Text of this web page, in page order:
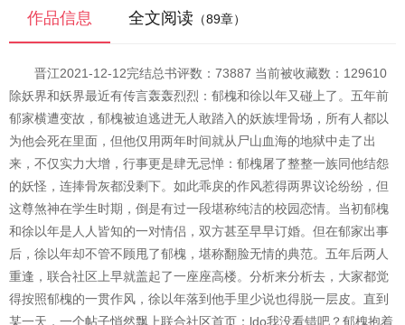
作品信息 全文阅读 （89章）
晋江2021-12-12完结总书评数：73887 当前被收藏数：129610
除妖界和妖界最近有传言轰轰烈烈：郁槐和徐以年又碰上了。五年前
郁家横遭变故，郁槐被迫逃进无人敢踏入的妖族埋骨场，所有人都以
为他会死在里面，但他仅用两年时间就从尸山血海的地狱中走了出
来，不仅实力大增，行事更是肆无忌惮：郁槐屠了整整一族同他结怨
的妖怪，连捧骨灰都没剩下。如此乖戾的作风惹得两界议论纷纷，但
这尊煞神在学生时期，倒是有过一段堪称纯洁的校园恋情。当初郁槐
和徐以年是人人皆知的一对情侣，双方甚至早早订婚。但在郁家出事
后，徐以年却不管不顾甩了郁槐，堪称翻脸无情的典范。五年后两人
重逢，联合社区上早就盖起了一座座高楼。分析来分析去，大家都觉
得按照郁槐的一贯作风，徐以年落到他手里少说也得脱一层皮。直到
某一天，一个帖子悄然飘上联合社区首页：ldo我没看错吧？郁槐抱着